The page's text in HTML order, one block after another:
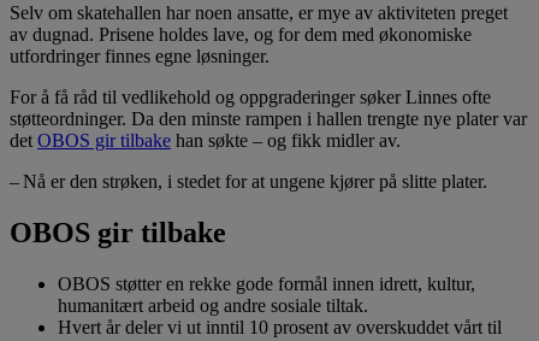
Selv om skatehallen har noen ansatte, er mye av aktiviteten preget
av dugnad. Prisene holdes lave, og for dem med økonomiske
utfordringer finnes egne løsninger.
For å få råd til vedlikehold og oppgraderinger søker Linnes ofte
støtteordninger. Da den minste rampen i hallen trengte nye plater var
det OBOS gir tilbake han søkte – og fikk midler av.
– Nå er den strøken, i stedet for at ungene kjører på slitte plater.
OBOS gir tilbake
OBOS støtter en rekke gode formål innen idrett, kultur,
humanitært arbeid og andre sosiale tiltak.
Hvert år deler vi ut inntil 10 prosent av overskuddet vårt til